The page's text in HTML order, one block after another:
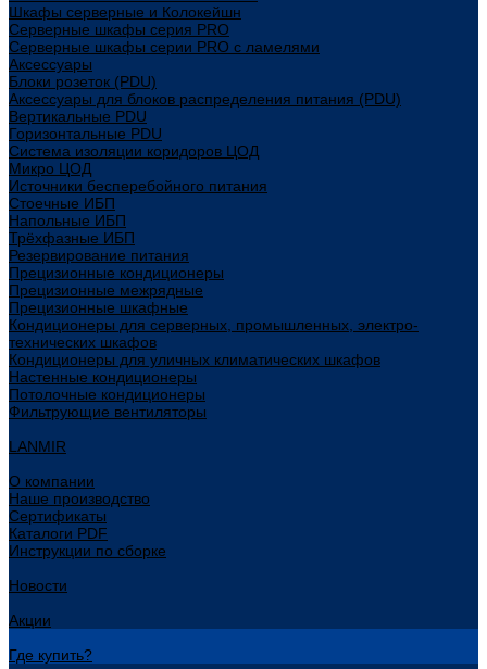
Шкафы серверные и Колокейшн
Серверные шкафы серия PRO
Серверные шкафы серии PRO с ламелями
Аксессуары
Блоки розеток (PDU)
Аксессуары для блоков распределения питания (PDU)
Вертикальные PDU
Горизонтальные PDU
Система изоляции коридоров ЦОД
Микро ЦОД
Источники бесперебойного питания
Стоечные ИБП
Напольные ИБП
Трёхфазные ИБП
Резервирование питания
Прецизионные кондиционеры
Прецизионные межрядные
Прецизионные шкафные
Кондиционеры для серверных, промышленных, электро-
технических шкафов
Кондиционеры для уличных климатических шкафов
Настенные кондиционеры
Потолочные кондиционеры
Фильтрующие вентиляторы
LANMIR
О компании
Наше производство
Сертификаты
Каталоги PDF
Инструкции по сборке
Новости
Акции
Где купить?